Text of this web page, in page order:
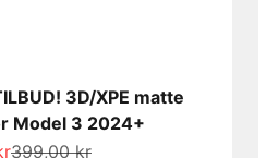
3D/XPE matte
Model 3 2024+
Normalpris
399,00 kr